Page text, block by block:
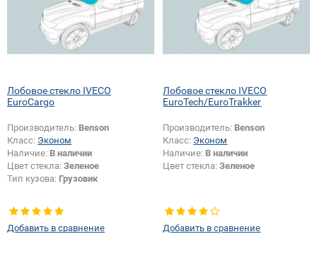
Лобовое стекло IVECO
EuroCargo
Производитель: Benson
Класс: Эконом
Наличие: В наличии
Цвет стекла: Зеленое
Тип кузова: Грузовик
Добавить в сравнение
Лобовое стекло IVECO
EuroTech/EuroTrakker
Производитель: Benson
Класс: Эконом
Наличие: В наличии
Цвет стекла:Зеленое
Добавить в сравнение